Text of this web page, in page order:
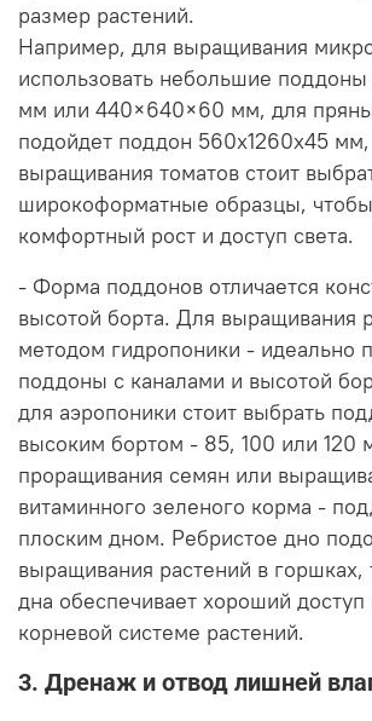
размер растений.
Например, для выращивания
использовать небольшие
мм или 440×640×60 мм, для
подойдет поддон 560х1260х45
выращивания томатов стоит
широкоформатные образцы,
комфортный рост и доступ света.
- Форма поддонов отличается
высотой борта. Для выращивания
методом гидропоники - идеально
поддоны с каналами и высотой
для аэропоники стоит выбрать
высоким бортом - 85, 100 или 120
проращивания семян или
витаминного зеленого корма -
плоским дном. Ребристое дно
выращивания растений в горшках,
дна обеспечивает хороший доступ
корневой системе растений.
3. Дренаж и отвод лишней